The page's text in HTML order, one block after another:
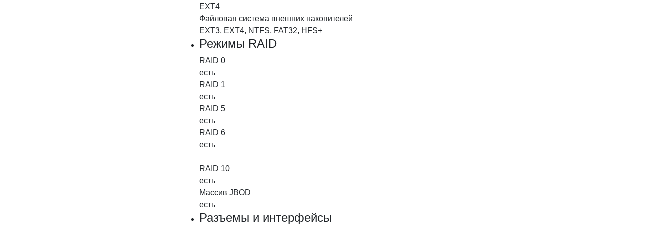
EXT4
Файловая система внешних накопителей
EXT3, EXT4, NTFS, FAT32, HFS+
Режимы RAID
RAID 0
есть
RAID 1
есть
RAID 5
есть
RAID 6
есть
RAID 10
есть
Массив JBOD
есть
Разъемы и интерфейсы